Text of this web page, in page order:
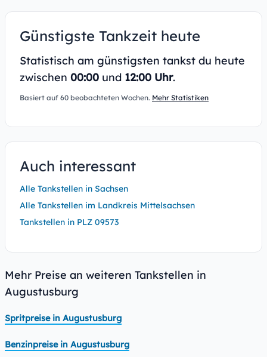
Günstigste Tankzeit heute
Statistisch am günstigsten tankst du heute
zwischen 00:00 und 12:00 Uhr.
Basiert auf 60 beobachteten Wochen. Mehr Statistiken
Auch interessant
Alle Tankstellen in Sachsen
Alle Tankstellen im Landkreis Mittelsachsen
Tankstellen in PLZ 09573
Mehr Preise an weiteren Tankstellen in
Augustusburg
Spritpreise in Augustusburg
Benzinpreise in Augustusburg